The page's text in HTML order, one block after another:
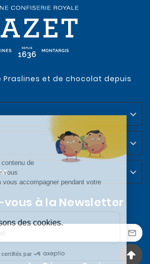
Praslines et de chocolat depuis



vous à la Newsletter
